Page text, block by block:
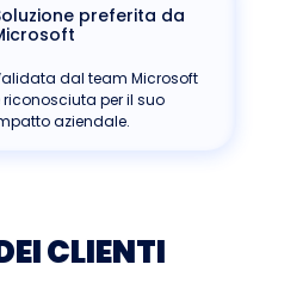
preferita da
dal team Microsoft
riconosciuta per il suo
aziendale.
CLIENTI